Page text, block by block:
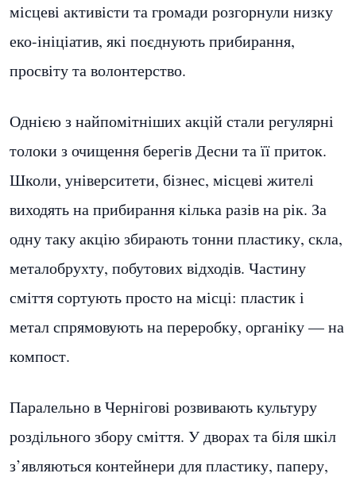
місцеві активісти та громади розгорнули низку
еко-ініціатив, які поєднують прибирання,
просвіту та волонтерство.
Однією з найпомітніших акцій стали регулярні
толоки з очищення берегів Десни та її приток.
Школи, університети, бізнес, місцеві жителі
виходять на прибирання кілька разів на рік. За
одну таку акцію збирають тонни пластику, скла,
металобрухту, побутових відходів. Частину
сміття сортують просто на місці: пластик і
метал спрямовують на переробку, органіку — на
компост.
Паралельно в Чернігові розвивають культуру
роздільного збору сміття. У дворах та біля шкіл
з’являються контейнери для пластику, паперу,